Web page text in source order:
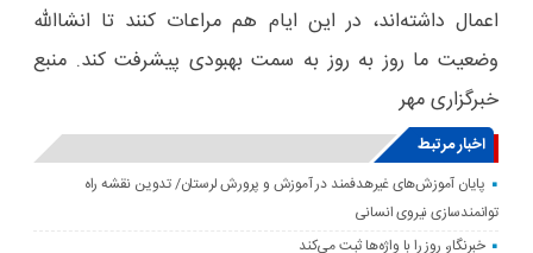
اعمال داشته‌اند، در این ایام هم مراعات کنند تا انشاالله
وضعیت ما روز به روز به سمت بهبودی پیشرفت کند. منبع
خبرگزاری مهر
اخبار مرتبط
پایان آموزش‌های غیرهدفمند در آموزش و پرورش لرستان/ تدوین نقشه راه
توانمندسازی نیروی انسانی
خبرنگار، روز را با واژه‌ها ثبت می‌کند